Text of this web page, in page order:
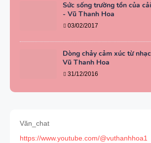
Sức sống trường tồn của
- Vũ Thanh Hoa
03/02/2017
Dòng chảy cảm xúc từ
Vũ Thanh Hoa
31/12/2016
Văn_chat
https://www.youtube.com/@vuthanhhoa1